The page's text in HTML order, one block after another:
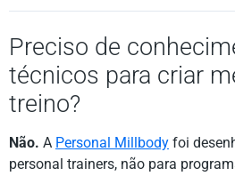
Preciso de
técnicos para criar
treino?
Não. A Personal Millbody foi
personal trainers, não para